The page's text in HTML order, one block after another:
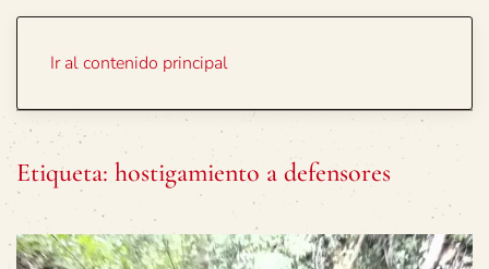
Ir al contenido principal
Etiqueta: hostigamiento a defensores